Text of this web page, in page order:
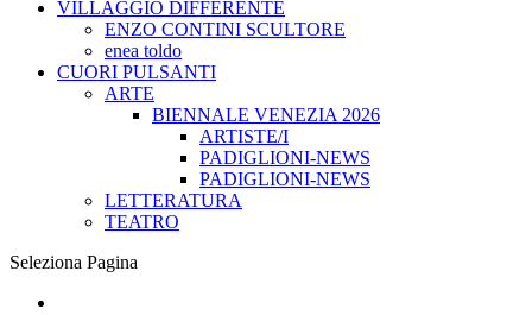
VILLAGGIO DIFFERENTE
ENZO CONTINI SCULTORE
enea toldo
CUORI PULSANTI
ARTE
BIENNALE VENEZIA 2026
ARTISTE/I
PADIGLIONI-NEWS
PADIGLIONI-NEWS
LETTERATURA
TEATRO
Seleziona Pagina